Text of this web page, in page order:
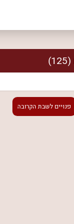
(125)
פנוייםלשבת הקרובה